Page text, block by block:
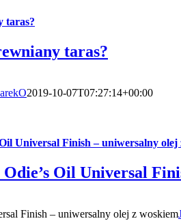
taras?
taras?
2019-10-07T07:27:14+00:00
Universal Finish – uniwersalny olej
Oil Universal
Finish – uniwersalny olej z woskiem